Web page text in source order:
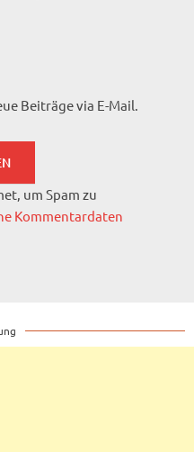
Beiträge via E-Mail.
um Spam zu
Kommentardaten